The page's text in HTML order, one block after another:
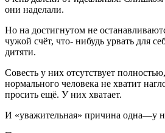
они наделали.
Но на достигнутом не
чужой счёт, что- нибудь урвать для
дитяти.
Совесть у них отсутствует
нормального человека не хватит
просить ещё. У них хватает.
И «уважительная» причина одна—у